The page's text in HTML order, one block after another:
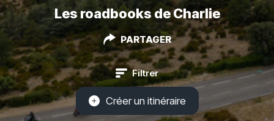
Les roadbooks de Charlie
PARTAGER
Filtrer
Créer un itinéraire